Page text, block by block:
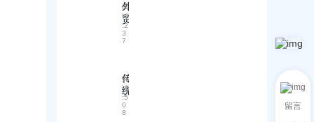
外
贸
新
手
开
发
攻
阅
读
:2
3
7
传
统
外
贸
阅
读
:5
0
8
留言